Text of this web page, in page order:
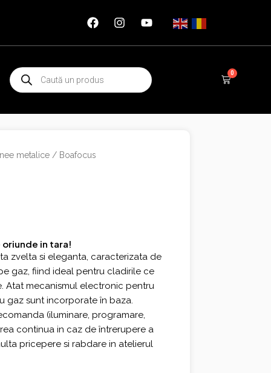
Products
search
0
Cart
metalice / Boafocus
in tara!
zvelta si eleganta, caracterizata de
gaz, fiind ideal pentru cladirile ce
Atat mecanismul electronic pentru
gaz sunt incorporate în baza.
(iluminare, programare,
continua in caz de întrerupere a
pricepere si rabdare in atelierul